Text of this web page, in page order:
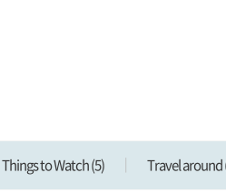
Things to Watch(5) Travel around